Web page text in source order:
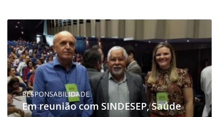
RESPONSABILIDADE
Em reunião com SINDESEP, Saúde